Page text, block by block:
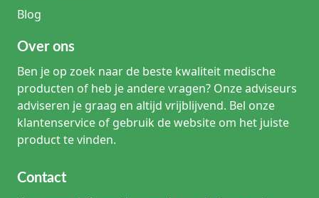
Blog
Over ons
Ben je op zoek naar de beste kwaliteit medische
producten of heb je andere vragen? Onze adviseurs
adviseren je graag en altijd vrijblijvend. Bel onze
klantenservice of gebruik de website om het juiste
product te vinden.
Contact